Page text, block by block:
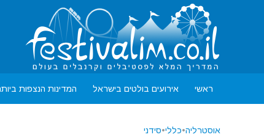
ראשי אירועים בולטים בישראל המדינות הנצפות
אוסטרליה•כללי•סידני